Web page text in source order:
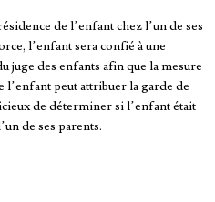
de l’enfant chez l’un de ses
l’enfant sera confié à une
juge des enfants afin que la mesure
peut attribuer la garde de
de déterminer si l’enfant était
de ses parents.